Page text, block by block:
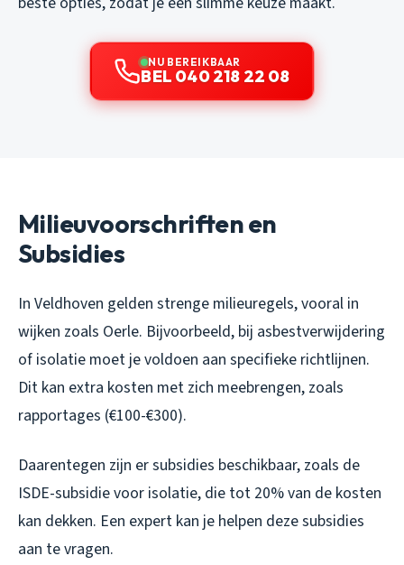
NU BEREIKBAAR
BEL 040 218 22 08
Milieuvoorschriften en
Subsidies
In Veldhoven gelden strenge milieuregels, vooral in
wijken zoals Oerle. Bijvoorbeeld, bij asbestverwijdering
of isolatie moet je voldoen aan specifieke richtlijnen.
Dit kan extra kosten met zich meebrengen, zoals
rapportages (€100-€300).
Daarentegen zijn er subsidies beschikbaar, zoals de
ISDE-subsidie voor isolatie, die tot 20% van de kosten
kan dekken. Een expert kan je helpen deze subsidies
aan te vragen.